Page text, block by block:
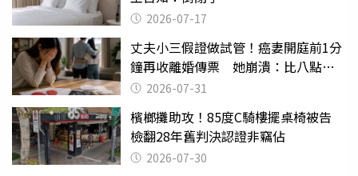
2026-07-17
丈夫小三假證做試管！癌妻開庭前1分
鐘再收離婚傳票 她崩潰：比八點檔
還扯2026-07-31
檳榔攤助攻！85度C騎樓擺桌椅被告
檢翻28年舊判決認證非竊佔
2026-07-30